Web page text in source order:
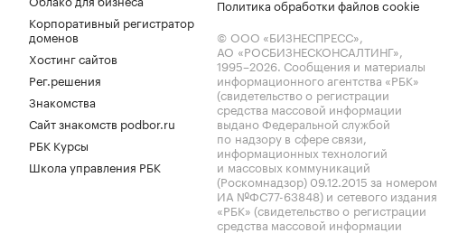
Корпоративный регистратор
доменов
Хостинг сайтов
Рег.решения
Знакомства
Сайт знакомств podbor.ru
РБК Курсы
Школа управления РБК
Политика обработки файлов cookie
© ООО «БИЗНЕСПРЕСС»,
АО «РОСБИЗНЕСКОНСАЛТИНГ»,
1995–2026. Сообщения и материалы
информационного агентства «РБК»
(свидетельство о регистрации
средства массовой информации
выдано Федеральной службой
по надзору в сфере связи,
информационных технологий
и массовых коммуникаций
(Роскомнадзор) 09.12.2015 за номером
ИА №ФС77-63848) и сетевого издания
«РБК» (свидетельство о регистрации
средства массовой информации